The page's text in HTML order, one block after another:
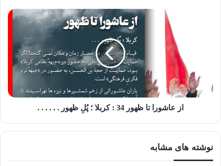
از عاشورا تا ظهور 34 : کربلا ؛ پُلِ ظهور . . . . . .
نوشته های مشابه